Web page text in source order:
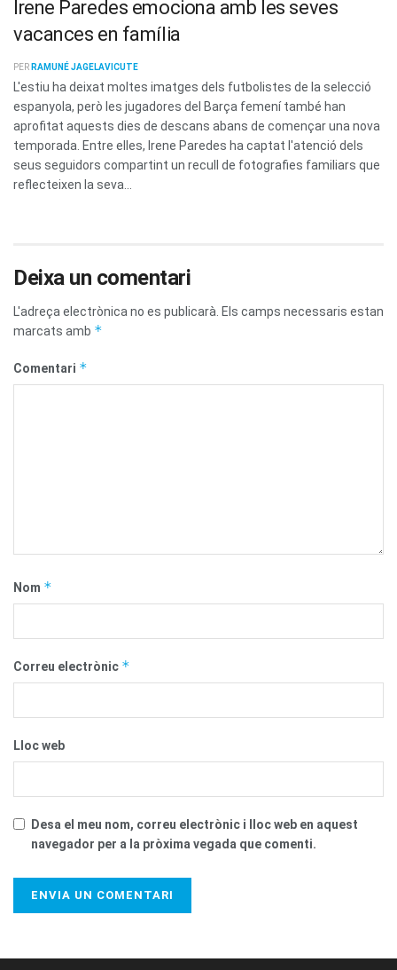
Irene Paredes emociona amb les seves
vacances en família
PER RAMUNÉ JAGELAVICUTE
L'estiu ha deixat moltes imatges dels futbolistes de la selecció
espanyola, però les jugadores del Barça femení també han
aprofitat aquests dies de descans abans de començar una nova
temporada. Entre elles, Irene Paredes ha captat l'atenció dels
seus seguidors compartint un recull de fotografies familiars que
reflecteixen la seva...
Deixa un comentari
L'adreça electrònica no es publicarà. Els camps necessaris estan
marcats amb *
Comentari *
Nom *
Correu electrònic *
Lloc web
Desa el meu nom, correu electrònic i lloc web en aquest
navegador per a la pròxima vegada que comenti.